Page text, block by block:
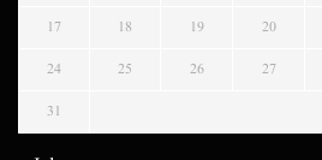
17 18 19 20
24 25 26 27
31